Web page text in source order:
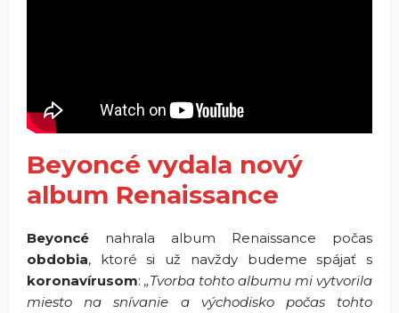
Beyoncé vydala nový
album Renaissance
Beyoncé nahrala album Renaissance počas
obdobia, ktoré si už navždy budeme spájať s
koronavírusom: „Tvorba tohto albumu mi vytvorila
miesto na snívanie a východisko počas tohto